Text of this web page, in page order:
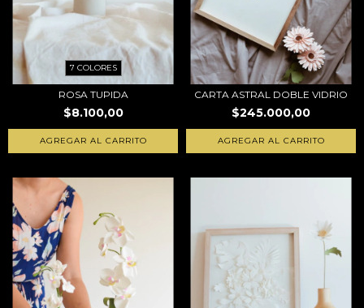
7 COLORES
ROSA TUPIDA
$8.100,00
AGREGAR AL CARRITO
CARTA ASTRAL DOBLE VIDRIO
$245.000,00